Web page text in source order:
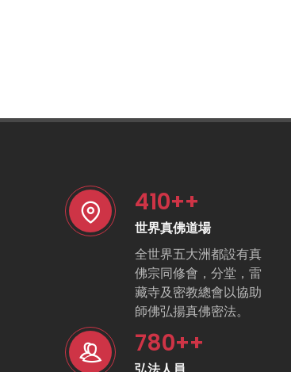
410++
世界真佛道場
全世界五大洲都設有真
佛宗同修會，分堂，雷
藏寺及密教總會以協助
師佛弘揚真佛密法。
780++